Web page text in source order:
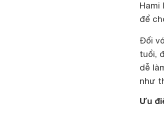
Hami
để
Đối
tuổi,
dễ
như
Ưu